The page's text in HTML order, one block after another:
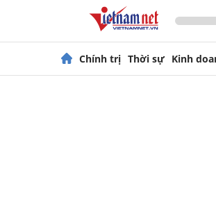
Chính trị Thời sự Kinh